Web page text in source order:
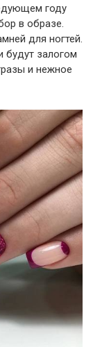
году
в образе.
для ногтей.
будут залогом
и нежное